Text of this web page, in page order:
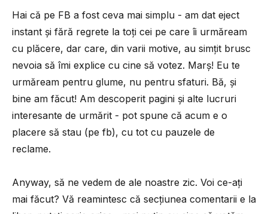
Hai că pe FB a fost ceva mai simplu - am dat eject
instant și fără regrete la toți cei pe care îi urmăream
cu plăcere, dar care, din varii motive, au simțit brusc
nevoia să îmi explice cu cine să votez. Marș! Eu te
urmăream pentru glume, nu pentru sfaturi. Bă, și
bine am făcut! Am descoperit pagini și alte lucruri
interesante de urmărit - pot spune că acum e o
placere să stau (pe fb), cu tot cu pauzele de
reclame.
Anyway, să ne vedem de ale noastre zic. Voi ce-ați
mai făcut? Vă reamintesc că secțiunea comentarii e la